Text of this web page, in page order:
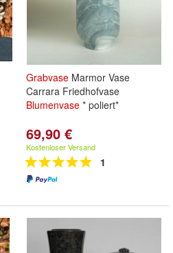
Grabvase Marmor Vase
Carrara Friedhofvase
Blumenvase * poliert*
69,90 €
Kostenloser Versand
1